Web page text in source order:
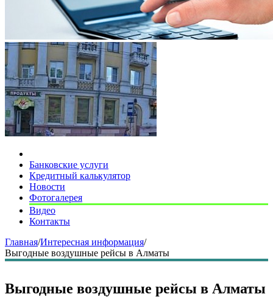
Банковские услуги
Кредитный калькулятор
Новости
Фотогалерея
Видео
Контакты
Главная/Интересная информация/
Выгодные воздушные рейсы в Алматы
Выгодные воздушные рейсы в Алматы